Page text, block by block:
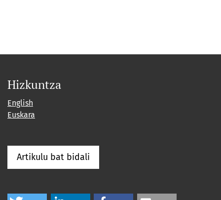
Hizkuntza
English
Euskara
Artikulu bat bidali